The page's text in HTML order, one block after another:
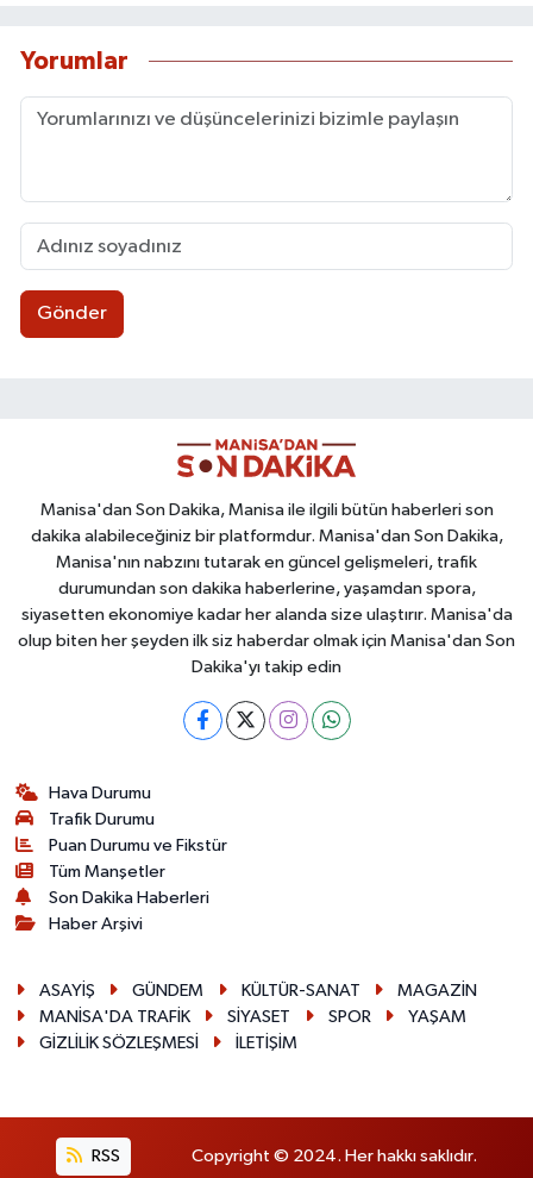
Yorumlar
Gönder
Manisa'dan Son Dakika, Manisa ile ilgili bütün haberleri son
dakika alabileceğiniz bir platformdur. Manisa'dan Son Dakika,
Manisa'nın nabzını tutarak en güncel gelişmeleri, trafik
durumundan son dakika haberlerine, yaşamdan spora,
siyasetten ekonomiye kadar her alanda size ulaştırır. Manisa'da
olup biten her şeyden ilk siz haberdar olmak için Manisa'dan Son
Dakika'yı takip edin
Hava Durumu
Trafik Durumu
Puan Durumu ve Fikstür
Tüm Manşetler
Son Dakika Haberleri
Haber Arşivi
ASAYİŞ GÜNDEM KÜLTÜR-SANAT
MAGAZİN
MANİSA'DA TRAFİK
SİYASET SPOR
YAŞAM
GİZLİLİK SÖZLEŞMESİ
İLETİŞİM
RSS Copyright © 2024. Her hakkı saklıdır.